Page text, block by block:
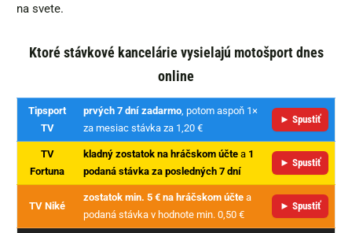
na svete.
Ktoré stávkové kancelárie vysielajú motošport dnes
online
Tipsport
TV
prvých 7 dní zadarmo , potom aspoň 1×
za mesiac stávka za 1,20 €
► Spustiť
TV
Fortuna
kladný zostatok na hráčskom účte a 1
podaná stávka za posledných 7 dní
► Spustiť
TV Niké
zostatok min. 5 € na hráčskom účte a
podaná stávka v hodnote min. 0,50 €
► Spustiť